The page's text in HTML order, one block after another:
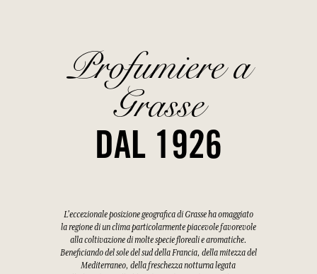
Profumiere a
Grasse
DAL 1926
L'eccezionale posizione geografica di Grasse ha omaggiato
la regione di un clima particolarmente piacevole favorevole
alla coltivazione di molte specie floreali e aromatiche.
Beneficiando del sole del sud della Francia, della mitezza del
Mediterraneo, della freschezza notturna legata